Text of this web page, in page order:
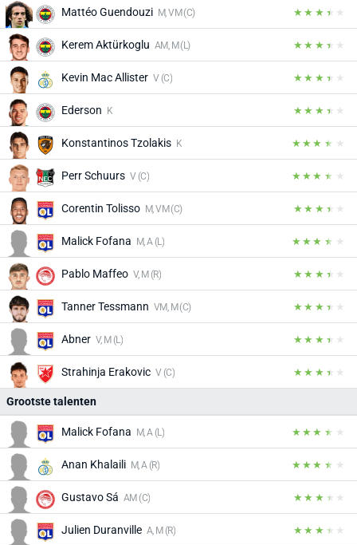
Mattéo Guendouzi M, VM (C)
Kerem Aktürkoglu AM, M (L)
Kevin Mac Allister V (C)
Ederson K
Konstantinos Tzolakis K
Perr Schuurs V (C)
Corentin Tolisso M, VM (C)
Malick Fofana M, A (L)
Pablo Maffeo V, M (R)
Tanner Tessmann VM, M (C)
Abner V, M (L)
Strahinja Erakovic V (C)
Grootste talenten
Malick Fofana M, A (L)
Anan Khalaili M, A (R)
Gustavo Sá AM (C)
Julien Duranville A, M (R)